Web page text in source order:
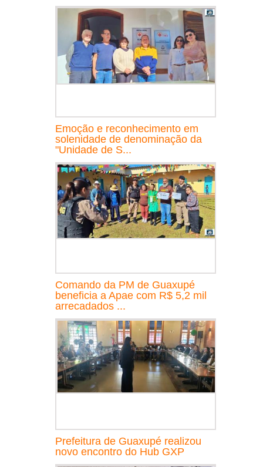
Emoção e reconhecimento em
solenidade de denominação da
"Unidade de S...
Comando da PM de Guaxupé
beneficia a Apae com R$ 5,2 mil
arrecadados ...
Prefeitura de Guaxupé realizou
novo encontro do Hub GXP